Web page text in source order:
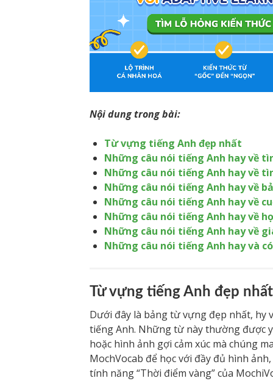
Nội dung trong bài:
Từ vựng tiếng Anh đẹp nhất
Những câu nói tiếng Anh hay về
Những câu nói tiếng Anh hay về
Những câu nói tiếng Anh hay về
Những câu nói tiếng Anh hay về
Những câu nói tiếng Anh hay về
Những câu nói tiếng Anh hay về
Những câu nói tiếng Anh hay và
Từ vựng tiếng Anh đẹp nhất
Dưới đây là bảng từ vựng đẹp nhất, hy
tiếng Anh. Những từ này thường được
hoặc hình ảnh gợi cảm xúc mà chúng
MochVocab để học với đầy đủ hình
tính năng “Thời điểm vàng” của